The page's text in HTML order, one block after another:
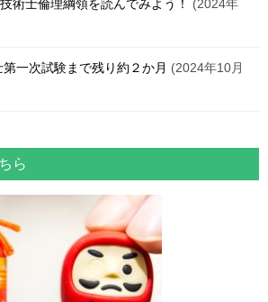
術士倫理綱領を読んでみよう！
2024年
一次試験まで残り約２か月
2024年10月
ら